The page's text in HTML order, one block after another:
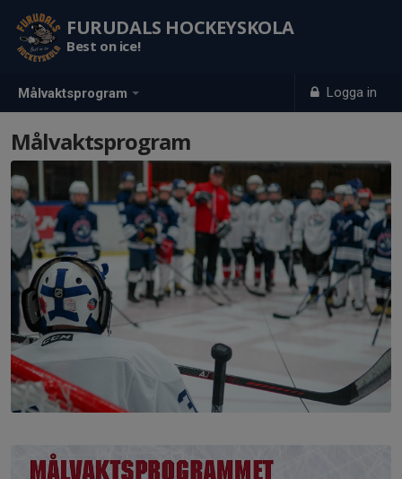
Målvaktsprogram Logga in
FURUDALS HOCKEYSKOLA
Best on ice!
Målvaktsprogram